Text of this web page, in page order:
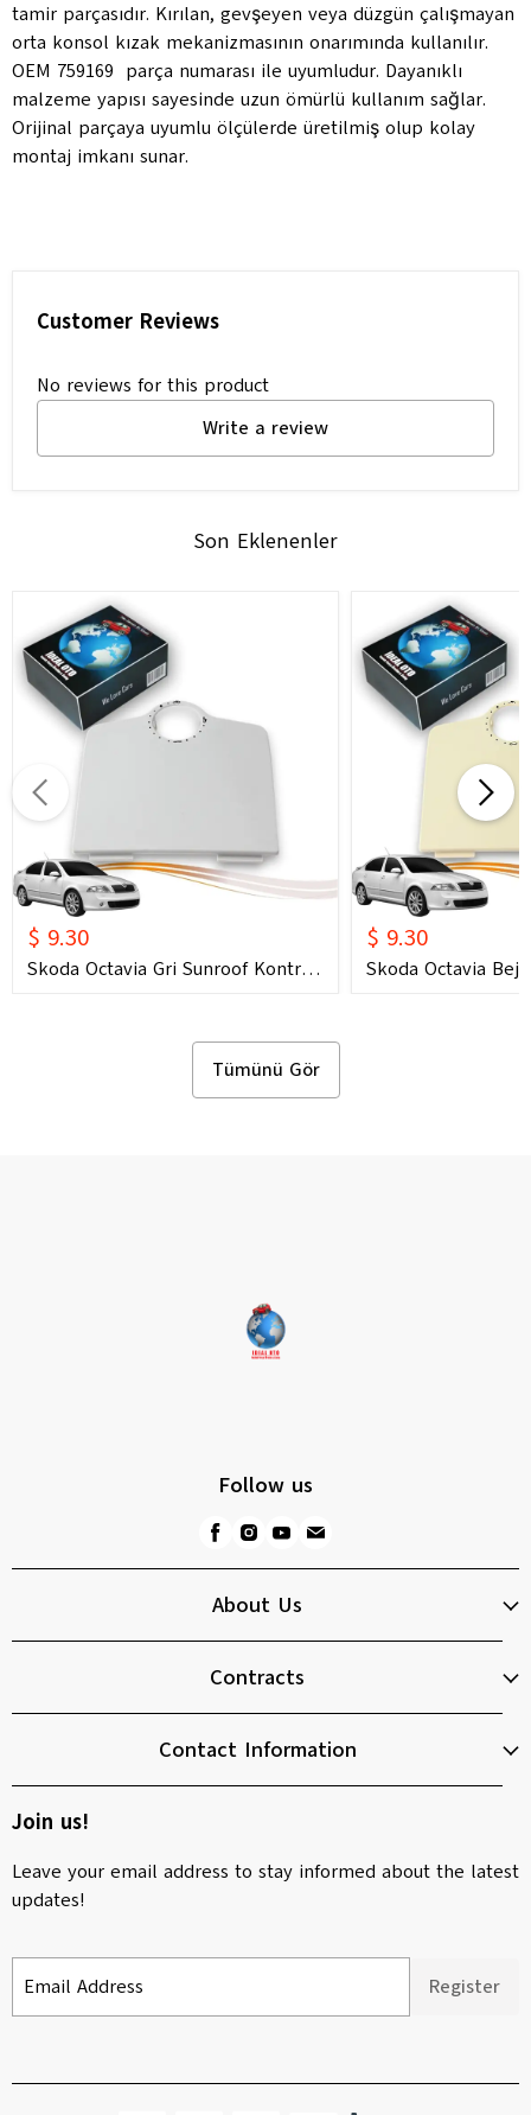
tamir parçasıdır. Kırılan, gevşeyen veya düzgün çalışmayan
orta konsol kızak mekanizmasının onarımında kullanılır.
OEM 759169 parça numarası ile uyumludur. Dayanıklı
malzeme yapısı sayesinde uzun ömürlü kullanım sağlar.
Orijinal parçaya uyumlu ölçülerde üretilmiş olup kolay
montaj imkanı sunar.
Customer Reviews
No reviews for this product
Write a review
Son Eklenenler
$ 9.30
Skoda Octavia Gri Sunroof Kontrol
$ 9.30
Skoda Octavia Bej
Tümünü Gör
Follow us
About Us
Contracts
Contact Information
Join us!
Leave your email address to stay informed about the latest
updates!
Email Address Register